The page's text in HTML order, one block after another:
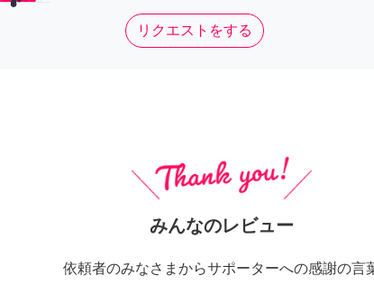
リクエストをする
みんなのレビュー
依頼者のみなさまからサポーターへの感謝の言